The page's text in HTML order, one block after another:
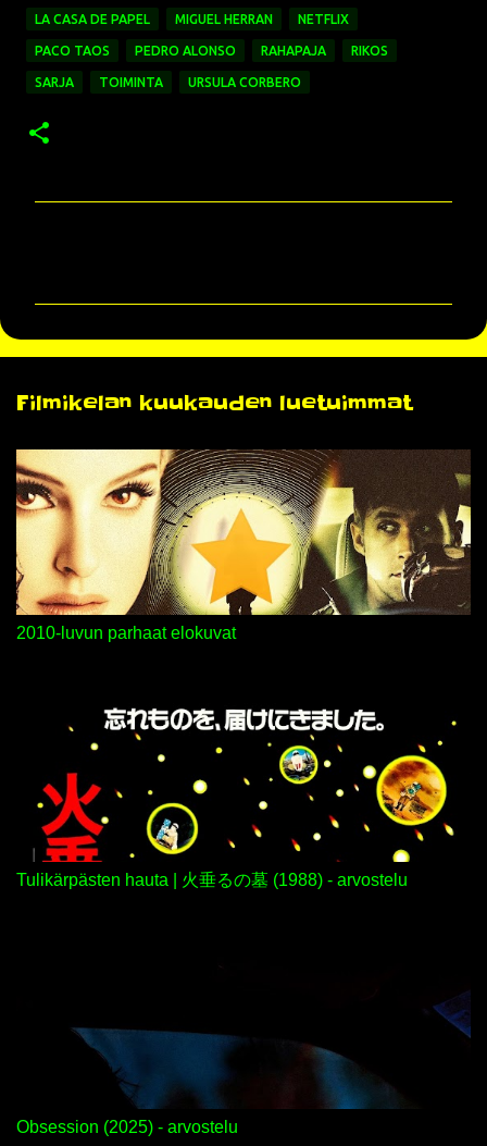
LA CASA DE PAPEL MIGUEL HERRAN NETFLIX
PACO TAOS PEDRO ALONSO RAHAPAJA RIKOS
SARJA TOIMINTA URSULA CORBERO
e
i
t
Filmikelan kuukauden luetuimmat
2010-luvun parhaat elokuvat
Tulikärpästen hauta | 火垂るの墓 (1988) - arvostelu
Obsession (2025) - arvostelu